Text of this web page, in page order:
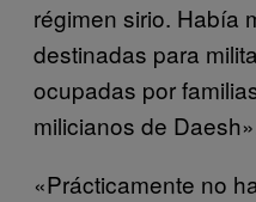
régimen sirio. Había
destinadas para
ocupadas por
milicianos de
«Prácticamente no